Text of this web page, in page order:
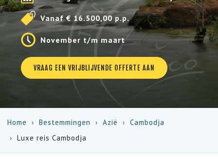
Vanaf € 16.500,00 p.p.
November t/m maart
VRAAG EEN VRIJBLIJVENDE OFFERTE AAN
Home Bestemmingen Azië
Cambodja
Luxe reis Cambodja